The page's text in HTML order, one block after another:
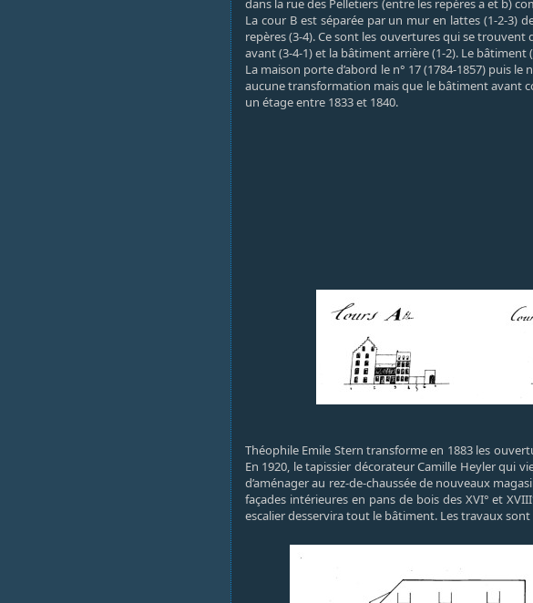
dans la rue des Pelletiers (entre les repères a et b)
La cour B est séparée par un mur en lattes (1-2-3)
repères (3-4). Ce sont les ouvertures qui se
avant (3-4-1) et la bâtiment arrière (1-2). Le bâtiment
La maison porte d’abord le n° 17 (1784-1857) puis
aucune transformation mais que le bâtiment avant
un étage entre 1833 et 1840.
Théophile Emile Stern transforme en 1883 les
En 1920, le tapissier décorateur Camille Heyler qui
d’aménager au rez-de-chaussée de nouveaux
façades intérieures en pans de bois des XVI° et
escalier desservira tout le bâtiment. Les travaux sont